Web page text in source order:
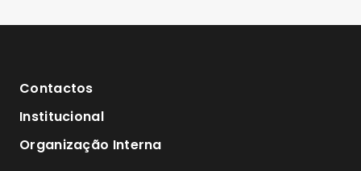
Contactos
Institucional
Organização Interna